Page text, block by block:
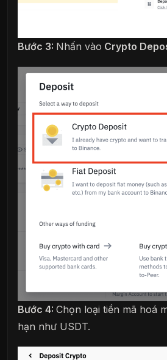
Bước 3: Nhấn vào Crypto
Bước 4: Chọn loại tiền mã hoá
hạn như USDT.